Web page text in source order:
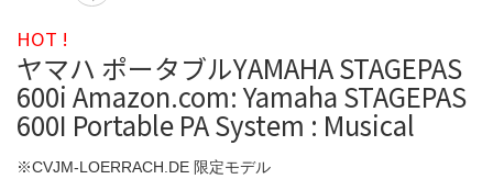
HOT !
ヤマハ ポータブルYAMAHA STAGEPAS
600i Amazon.com: Yamaha STAGEPAS
600I Portable PA System : Musical
※CVJM-LOERRACH.DE 限定モデル